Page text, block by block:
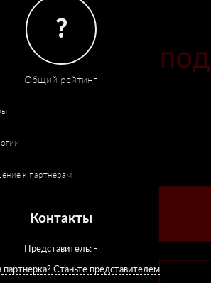
?
Общий рейтинг
к партнерам
Контакты
Представитель: -
Станьте представителем